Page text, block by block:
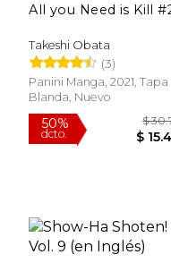
All you Need is Kill
Takeshi Obata
(3)
Panini Manga, 2021, Tapa
Blanda, Nuevo